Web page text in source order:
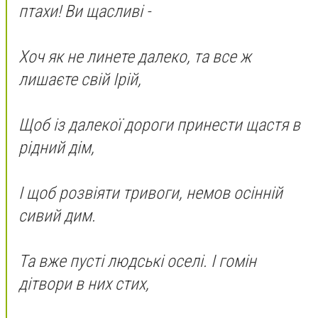
птахи! Ви щасливі -
Хоч як не линете далеко, та все ж
лишаєте свій Ірій,
Щоб із далекої дороги принести щастя в
рідний дім,
І щоб розвіяти тривоги, немов осінній
сивий дим.
Та вже пусті людські оселі. І гомін
дітвори в них стих,